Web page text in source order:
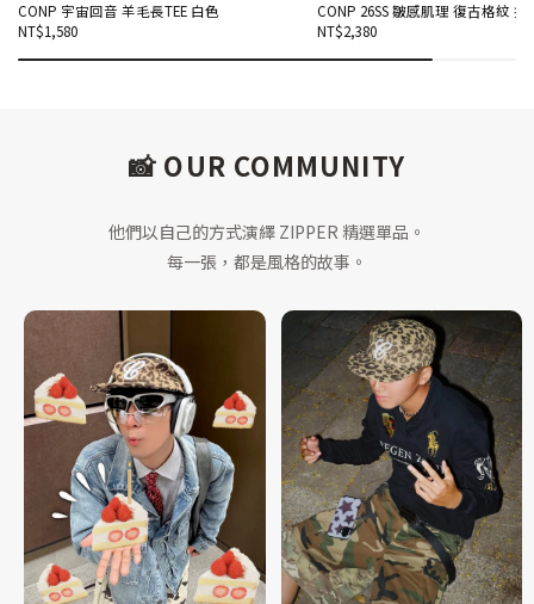
CONP 宇宙回音 羊毛長TEE 白色
NT$1,580
CONP 26SS 皺感肌理 復古格紋 拼
NT$2,380
📸 OUR COMMUNITY
他們以自己的方式演繹 ZIPPER 精選單品。
每一張，都是風格的故事。